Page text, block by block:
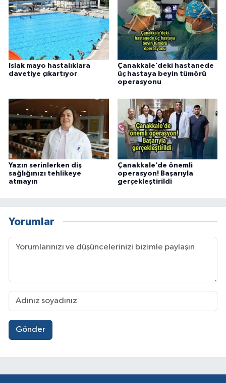
Islak mayo hastalıklara
davetiye çıkartıyor
Çanakkale’deki hastanede
üç hastaya beyin tümörü
operasyonu
Yazın serinlerken diş
sağlığınızı tehlikeye
atmayın
Çanakkale’de önemli
operasyon! Başarıyla
gerçekleştirildi
Yorumlar
Gönder